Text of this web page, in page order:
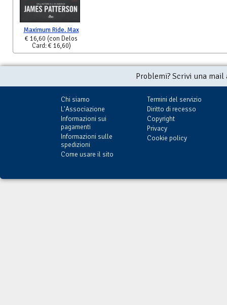
Maximum Ride. Max
€ 16,60 (con Delos
Card: € 16,60)
Problemi? Scrivi una
Chi siamo
L'Associazione
Informazioni sui
pagamenti
Informazioni sulle
spedizioni
Come usare il sito
Termini del servizio
Diritto di recesso
Copyright
Privacy
Cookie policy